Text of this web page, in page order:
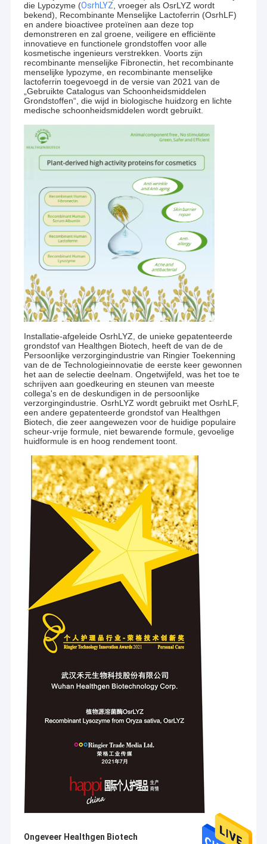
Huis
Producten
Ongeveer ons
Fabrieksreis
Kwaliteitscontrole
Recombinante Menselijke Albumine
Recombinant HEEFT
Proteïnase K
Recombinante Fibronectin
bFGF de Groeifactor
Recombinante IGF 1 Lange R3
Recombinante Menselijke Lactoferrin
De recombinante Eiwitdienst
Epidermale de Groeifactor
De Zorg van de albuminehuid
Recombinante VEGF
Recombinant Lypozyme
Cosmetische ingrediënten
die Lypozyme (OsrhLYZ, vroeger als OsrLYZ wordt
bekend), Recombinante Menselijke Lactoferrin (OsrhLF)
en andere bioactivee proteïnen aan deze top
demonstreren en zal groene, veiligere en efficiënte
innovatieve en functionele grondstoffen voor alle
kosmetische ingenieurs verstrekken. Voorts zijn
recombinante menselijke Fibronectin, het recombinante
menselijke lypozyme, en recombinante menselijke
lactoferrin toegevoegd in de versie van 2021 van de
„Gebruikte Catalogus van Schoonheidsmiddelen
Grondstoffen“, die wijd in biologische huidzorg en lichte
medische schoonheidsmiddelen wordt gebruikt.
Installatie-afgeleide OsrhLYZ, de unieke gepatenteerde
grondstof van Healthgen Biotech, heeft de van de de
Persoonlijke verzorgingindustrie van Ringier Toekenning
van de de Technologieinnovatie de eerste keer gewonnen
het aan de selectie deelnam. Ongetwijfeld, was het toe te
schrijven aan goedkeuring en steunen van meeste
collega's en de deskundigen in de persoonlijke
verzorgingindustrie. OsrhLYZ wordt gebruikt met OsrhLF,
een andere gepatenteerde grondstof van Healthgen
Biotech, die zeer aangewezen voor de huidige populaire
scheur-vrije formule, niet bewarende formule, gevoelige
huidformule is en hoog rendement toont.
Ongeveer Healthgen Biotech
De Biotechnologie Corp. van Wuhanhealthgen (Healthgen
Biotech) is een privé bedrijf, dat in 2006 werd opgericht. Wij
concentreren ons bij zich het ontwikkelen, vervaardigen, en
brengen een reeks milieuvriendelijke en veilige producten door
het Overzichtsplatform te gebruiken genoemd op de markt
OryzHiExp, die proteïnen of kleine peptides in de
graangewassengewassen kan hoogst uitdrukken.
Gebruikend het OryzHiExp-platform, maximaliseert Healthgen
Biotech de innovatieve dierlijk-vrije kansen van
productontwikkeling voor cliënten en partners. Zijn rendabel
uitdrukkingsvermogen maakte het een platform van de
doorbraakuitdrukking worden.
Bereikte een aantal gepatenteerde technologieën, heeft
Healthgen Biotech verwezenlijkingen in ontwikkelende en op de
markt brengende producten, zoals OsrHSA (recombinante
menselijke serumalbumine), OsrhAAT (recombinante
menselijke α1-antitrypsin), rhEGF (recombinante epidermale de
groeifactor), OsrhbFGF (de recombinante menselijke
basisfactor van de fibroblastgroei), rhIGF-1 LR3 (de
recombinante menselijke insuline-als groei factor-1 LR3), en
OsrhVEGF (recombinante menselijke vasculaire endothedial de
groeifactor).Ondertussen, ervaren wij samenwerking met
andere prospectieve biotechnologie en farmaceutische
bedrijven in het uitdrukken van hun ideale proteïnen of peptides.
Het Systeem voor kwaliteitscontrole van Healthgenbiotech is
verklaard door SGS tegen ISO 9001: 2015 vereisten, die
gestandaardiseerd proces evenals gekwalificeerde producten
verzekert. Met de faciliteiten van de schaalproductie volgens
het GMP vereiste worden gebouwd en worden beheerd,
voldoen de producten aan huidige vereiste normen en kunnen
geschikt zijn voor het gebruik als de media van de celcultuur
supplementen, kosmetische additieven, industriële reagentia,
bio-geneesmiddelen en onderzoek dat van de het
levenswetenschap.